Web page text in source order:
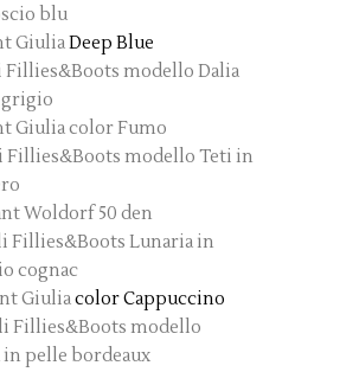
blu
GiuliaDeep Blue
Fillies&Boots modello Dalia
Giulia color Fumo
Fillies&Boots modello Teti in
Woldorf 50 den
Fillies&Boots Lunaria in
cognac
Giuliacolor Cappuccino
Fillies&Boots modello
in pelle bordeaux